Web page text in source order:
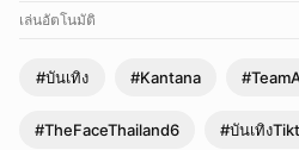
เล่นอัตโนมัติ
#บันเทิง #Kantana
#TheFaceThailand6 #บันเทิง